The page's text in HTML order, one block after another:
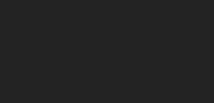
طراحی اقلیمی فرم، نسبت